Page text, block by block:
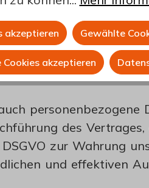
abgelegt werden.
Cookies“), teilweise
„persistente
entnehmen.
des
zur Wahrung
und effektiven
akzeptieren Gewählte
akzeptieren